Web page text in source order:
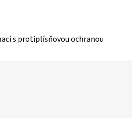
s protiplísňovou ochranou